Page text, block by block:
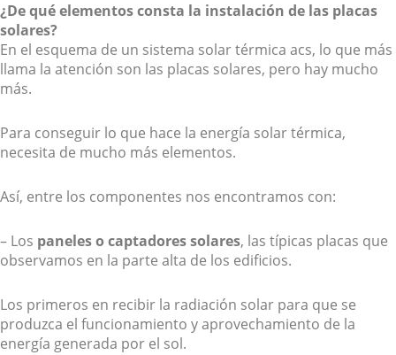
¿De qué elementos consta la instalación de las placas
solares?
En el esquema de un sistema solar térmica acs, lo que más
llama la atención son las placas solares, pero hay mucho
más.
Para conseguir lo que hace la energía solar térmica,
necesita de mucho más elementos.
Así, entre los componentes nos encontramos con:
– Los paneles o captadores solares, las típicas placas que
observamos en la parte alta de los edificios.
Los primeros en recibir la radiación solar para que se
produzca el funcionamiento y aprovechamiento de la
energía generada por el sol.